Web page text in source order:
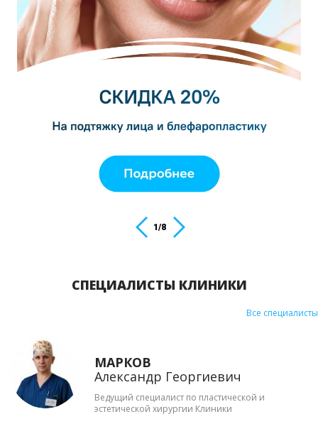
2/8
СПЕЦИАЛИСТЫ КЛИНИКИ
Все специалисты
МАРКОВ
Александр Георгиевич
Ведущий специалист по пластической и
эстетической хирургии Клиники